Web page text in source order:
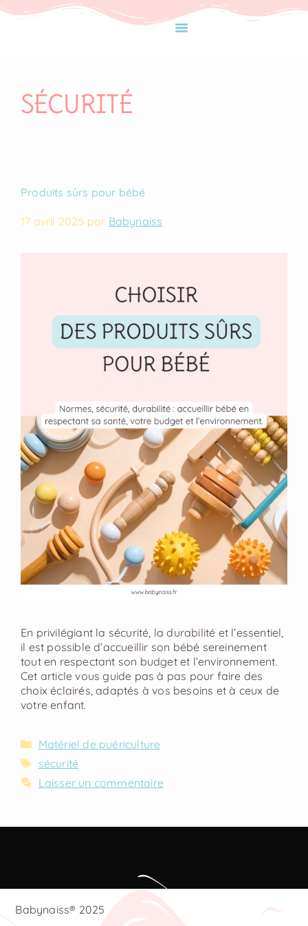
SÉCURITÉ
Produits sûrs pour bébé
17 avril 2025 par Babynaiss
En privilégiant la sécurité, la durabilité et l’essentiel,
il est possible d’accueillir son bébé sereinement
tout en respectant son budget et l’environnement.
Cet article vous guide pas à pas pour faire des
choix éclairés, adaptés à vos besoins et à ceux de
votre enfant.
Matériel de puériculture
sécurité
Laisser un commentaire
Babynaiss® 2025